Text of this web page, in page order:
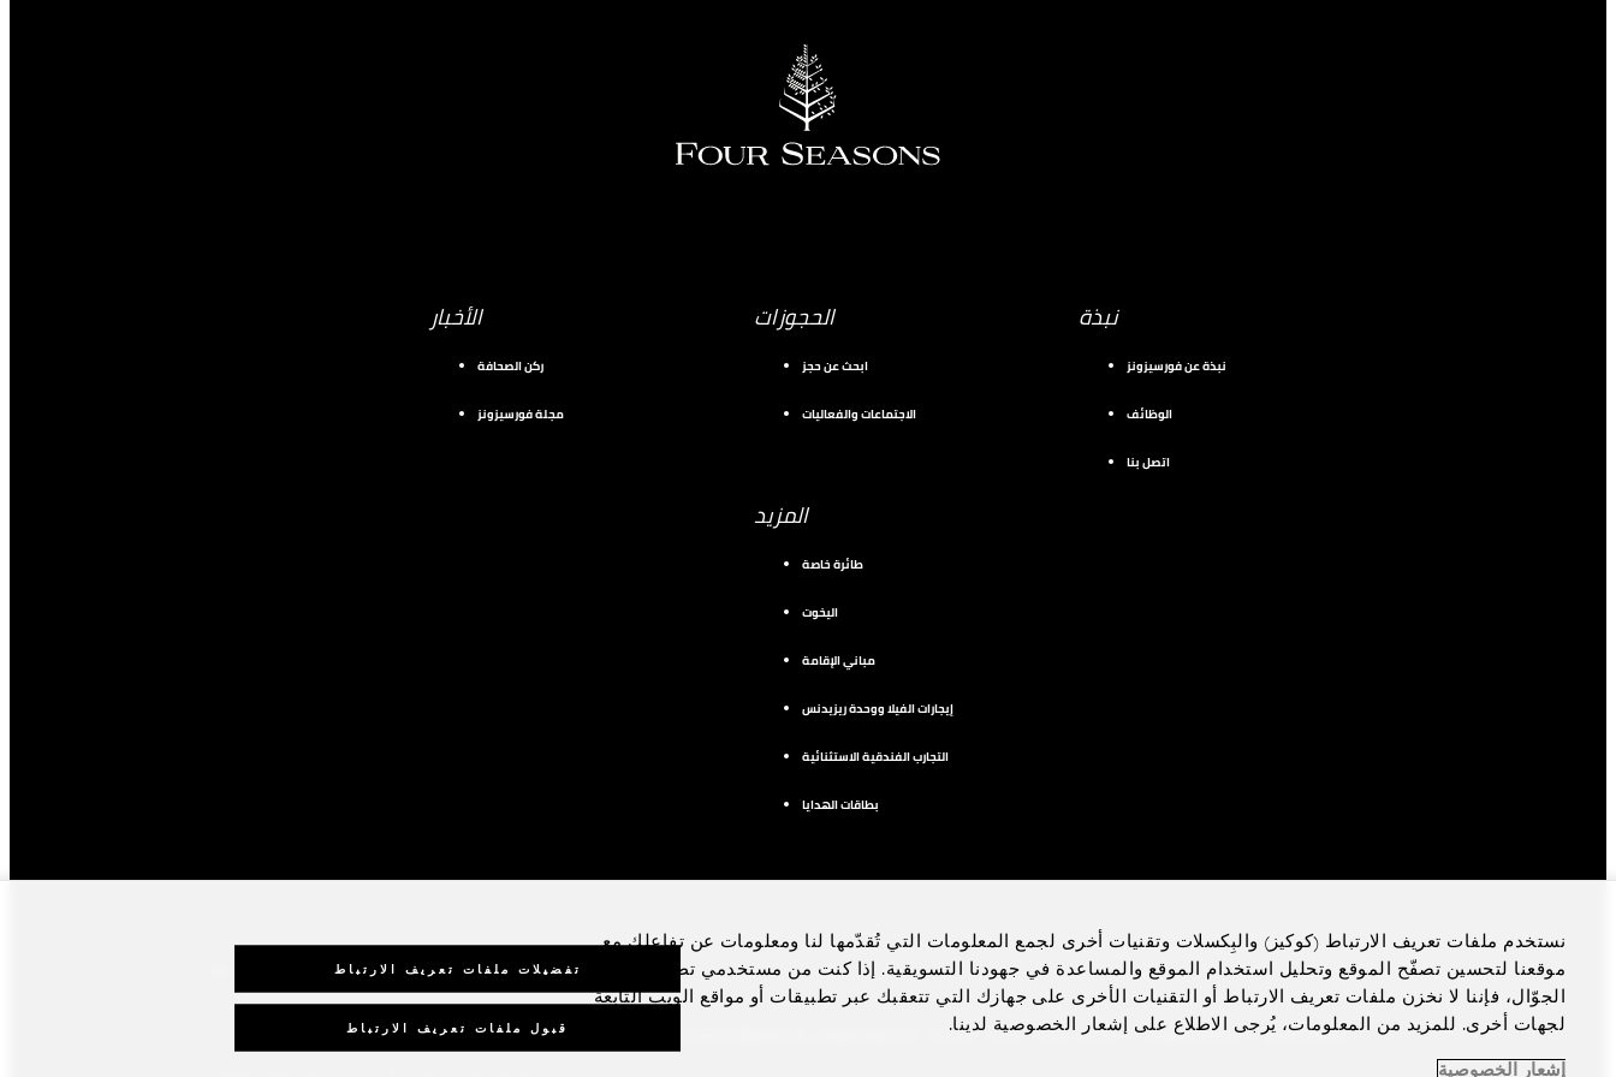
نبذة
نبذة عن فورسيزونز
الوظائف
اتصل بنا
الحجوزات
ابحث عن حجز
الاجتماعات والفعاليات
الأخبار
ركن الصحافة
مجلة فورسيزونز
المزيد
طائرة خاصة
اليخوت
مباني الإقامة
إيجارات الفيلا ووحدة ريزيدنس
التجارب الفندقية الاستثنائية
بطاقات الهدايا
فيسبوك إنستجرام يوتيوب
الإشعار القانوني سياسة الخصوصية تفضيلات ملفات تعريف الارتباط
نستخدم ملفات تعريف الارتباط (كوكيز) والبِكسلات وتقنيات أخرى لجمع المعلومات التي تُقدّمها لنا ومعلومات عن تفاعلك مع
موقعنا لتحسين تصفّح الموقع وتحليل استخدام الموقع والمساعدة في جهودنا التسويقية. إذا كنت من مستخدمي تطبيق الهاتف
الجوّال، فإننا لا نخزن ملفات تعريف الارتباط أو التقنيات الأخرى على جهازك التي تتعقبك عبر تطبيقات أو مواقع الويب التابعة
لجهات أخرى. للمزيد من المعلومات، يُرجى الاطلاع على إشعار الخصوصية لدينا.
إشعار الخصوصية
تفضيلات ملفات تعريف الارتباط
قبول ملفات تعريف الارتباط